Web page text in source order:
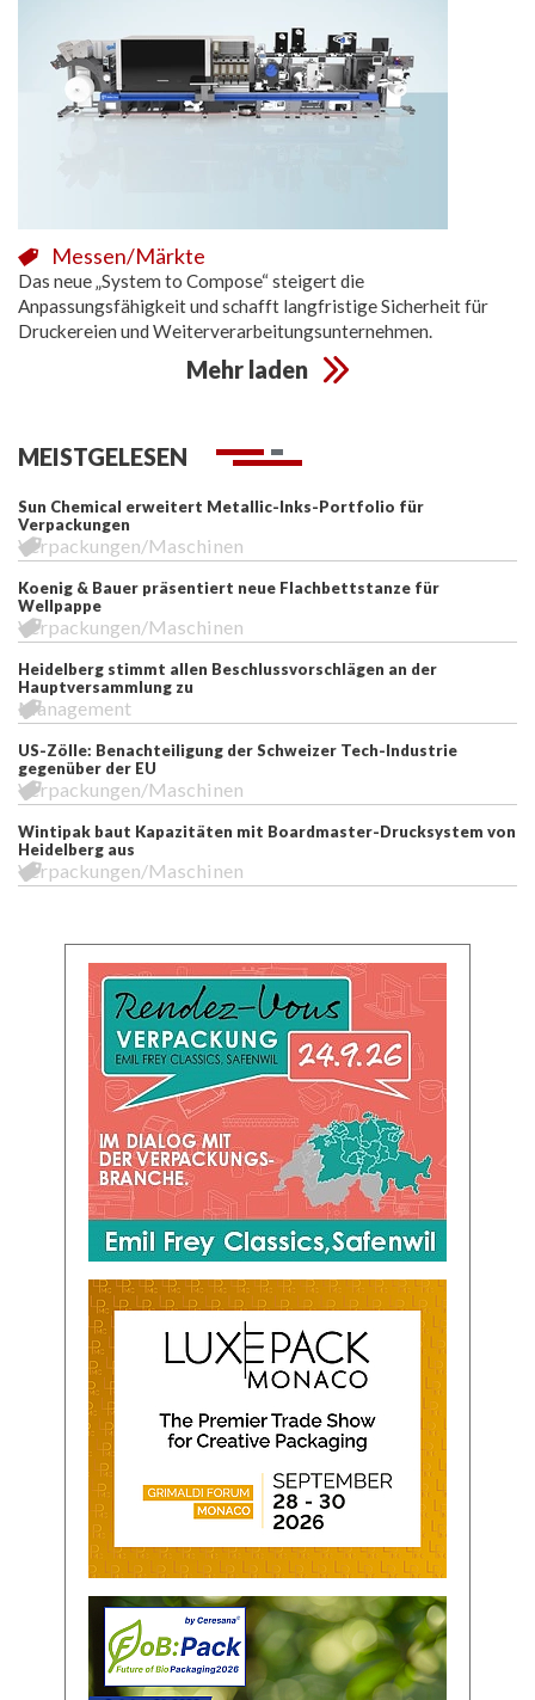
Messen/Märkte
Das neue „System to Compose“ steigert die
Anpassungsfähigkeit und schafft langfristige Sicherheit für
Druckereien und Weiterverarbeitungsunternehmen.
Mehr laden
MEISTGELESEN
Sun Chemical erweitert Metallic-Inks-Portfolio für
Verpackungen
Verpackungen/Maschinen
Koenig & Bauer präsentiert neue Flachbettstanze für
Wellpappe
Verpackungen/Maschinen
Heidelberg stimmt allen Beschlussvorschlägen an der
Hauptversammlung zu
Management
US-Zölle: Benachteiligung der Schweizer Tech-Industrie
gegenüber der EU
Verpackungen/Maschinen
Wintipak baut Kapazitäten mit Boardmaster-Drucksystem von
Heidelberg aus
Verpackungen/Maschinen